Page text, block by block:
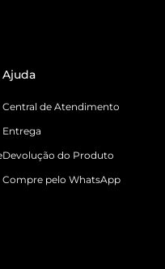
Ajuda
Central de Atendimento
Entrega
Devolução do Produto
Compre pelo WhatsApp